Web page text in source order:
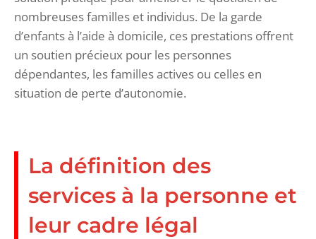
nombreuses familles et individus. De la garde
d’enfants à l’aide à domicile, ces prestations offrent
un soutien précieux pour les personnes
dépendantes, les familles actives ou celles en
situation de perte d’autonomie.
La définition des
services à la personne et
leur cadre légal